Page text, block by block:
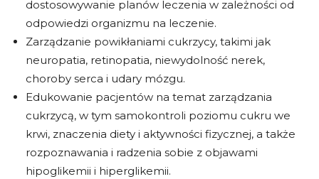
dostosowywanie planów leczenia w zależności od
odpowiedzi organizmu na leczenie.
Zarządzanie powikłaniami cukrzycy, takimi jak
neuropatia, retinopatia, niewydolność nerek,
choroby serca i udary mózgu.
Edukowanie pacjentów na temat zarządzania
cukrzycą, w tym samokontroli poziomu cukru we
krwi, znaczenia diety i aktywności fizycznej, a także
rozpoznawania i radzenia sobie z objawami
hipoglikemii i hiperglikemii.